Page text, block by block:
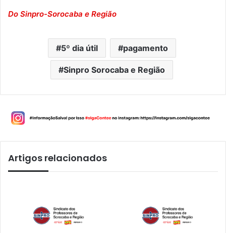
Do Sinpro-Sorocaba e Região
5º dia útil pagamento
Sinpro Sorocaba e Região
Artigos relacionados